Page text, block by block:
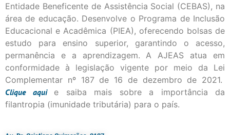
Entidade Beneficente de Assistência Social (CEBAS), na
área de educação. Desenvolve o Programa de Inclusão
Educacional e Acadêmica (PIEA), oferecendo bolsas de
estudo para ensino superior, garantindo o acesso,
permanência e a aprendizagem. A AJEAS atua em
conformidade à legislação vigente por meio da Lei
Complementar nº 187 de 16 de dezembro de 2021.
Cliqueaqui
e saiba mais sobre a importância da
filantropia (imunidade tributária) para o país.